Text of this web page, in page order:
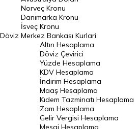
Danimarka Kronu Kuru
Kanada Doları Kuru
Norveç Kronu Kuru
İsveç Kronu Kuru
Japon Yeni Kuru
Serbest Piyasa Döviz Kurları
Merkez Bankası Döviz Kurları
Döviz
Norveç Kronu
Danimarka Kronu
İsveç Kronu
Merkez Bankası Kurlari
Altın Hesaplama
Döviz Çevirici
Yüzde Hesaplama
KDV Hesaplama
İndirim Hesaplama
Maaş Hesaplama
Kıdem Tazminatı Hesaplama
Zam Hesaplama
Gelir Vergisi Hesaplama
Mesai Hesaplama